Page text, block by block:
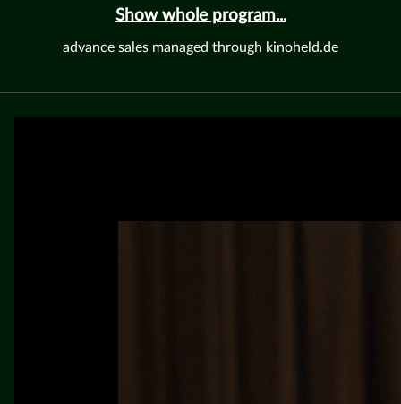
Show whole program...
advance sales managed through kinoheld.de